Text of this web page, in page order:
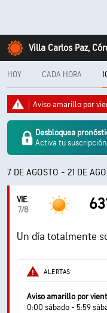
Villa Carlos Paz,
HOY CADA HORA
Aviso amarillo por
Desbloquea
Activa tu
7 DE AGOSTO - 21 DE
VIE.
7/8
Un día totalmente
ALERTAS
Aviso amarillo por
0:00 sábado - 5:59